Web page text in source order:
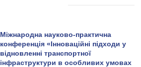
Міжнародна науково-практична
конференція «Інноваційні підходи у
відновленні транспортної
інфраструктури в особливих умовах